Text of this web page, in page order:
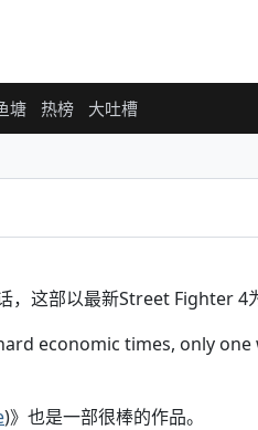
塘 热榜 大吐槽
，这部以最新Street Fighter 4
economic times, only
)》也是一部很棒的作品。